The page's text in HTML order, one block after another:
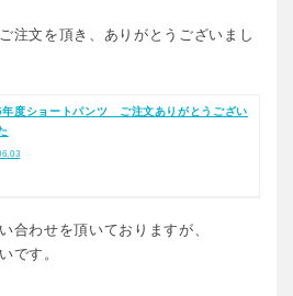
注文を頂き、ありがとうございまし
度ショートパンツ ご注文ありがとうござい
合わせを頂いておりますが、
です。